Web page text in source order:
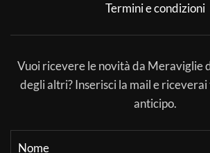
Termini e condizioni
Vuoi ricevere le novità da Meraviglie
degli altri? Inserisci la mail e
anticipo.